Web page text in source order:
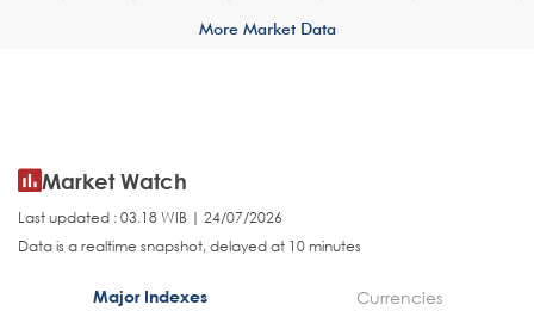
More Market Data
Market Watch
Last updated : 03.18 WIB | 24/07/2026
Data is a realtime snapshot, delayed at 10 minutes
Major Indexes Currencies